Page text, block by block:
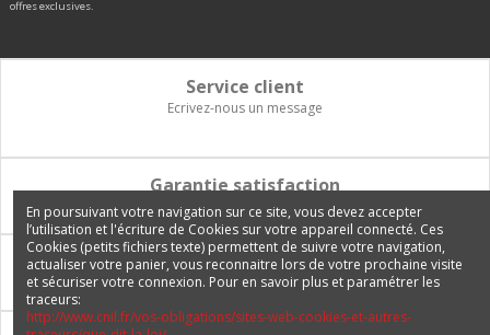
offres exclusives.
Service client
Ecrivez-nous un message
Garantie satisfaction
Vous disposez de 14 jours pour changer d'avis et être remboursé
Paiement 100% sécurisé
Carte bancaire, PayPal, 3 fois sans frais, virement bancaire
En poursuivant votre navigation sur ce site, vous devez accepter
l’utilisation et l'écriture de Cookies sur votre appareil connecté. Ces
Cookies (petits fichiers texte) permettent de suivre votre navigation,
actualiser votre panier, vous reconnaitre lors de votre prochaine visite
et sécuriser votre connexion. Pour en savoir plus et paramétrer les
traceurs:
http://www.cnil.fr/vos-obligations/sites-web-cookies-et-autres-